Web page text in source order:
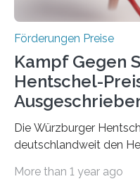
Förderungen Preise
Kampf Gegen
Hentschel-
Die Würzburger
deutschlandweit den
hochrangige
More than 1 year ago